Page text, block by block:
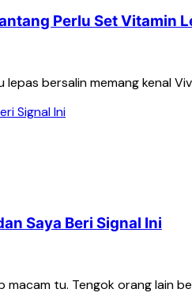
Perlu Set Vitamin
lepas bersalin memang
Saya Beri Signal Ini
tu. Tengok orang lain